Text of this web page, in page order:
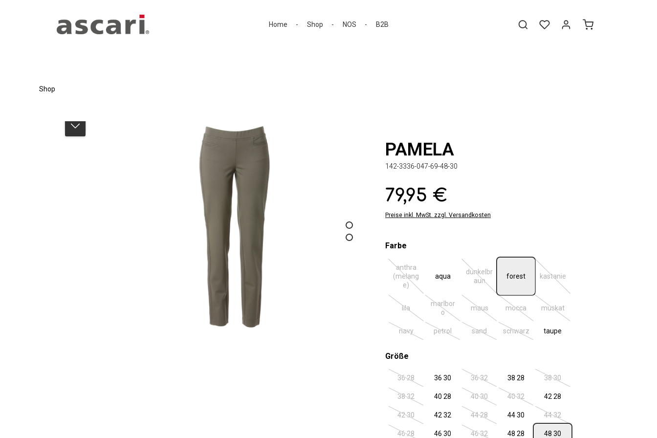
Home
Shop NOS B2B
Shop
PAMELA
142-3336-047-69-48-30
Regulärer Preis:
79,95 €
Preise inkl. MwSt. zzgl. Versandkosten
Farbe
anthra
(melang
e)
(Diese Option ist zurzeit nicht verfügbar.)
aqua
dunkelbr
aun(Diese Option ist zurzeit nicht verfügbar.)
forest kastanie
(Diese Option ist zurzeit nicht
lila(Diese Option ist zurzeit nicht verfügbar.)
marlbor
o
(Diese Option ist zurzeit nicht verfügbar.)
maus(Diese Option ist zurzeit nicht verfügbar.)
mocca(Diese Option ist zurzeit nicht verfügbar.)
muskat
(Diese Option ist zurzeit nicht
navy(Diese Option ist zurzeit nicht verfügbar.)
petrol(Diese Option ist zurzeit nicht verfügbar.)
sand(Diese Option ist zurzeit nicht verfügbar.)
schwarz(Diese Option ist zurzeit nicht verfügbar.)
taupe
Größe
36 28(Diese Option ist zurzeit nicht verfügbar.)
36 30 36 32(Diese Option ist zurzeit nicht verfügbar.)
38 28 38 30(Diese Option ist zurzeit nicht
38 32(Diese Option ist zurzeit nicht verfügbar.)
40 28 40 30(Diese Option ist zurzeit nicht verfügbar.)
40 32(Diese Option ist zurzeit nicht verfügbar.)
42 28
42 30(Diese Option ist zurzeit nicht verfügbar.)
42 32 44 28(Diese Option ist zurzeit nicht verfügbar.)
44 30 44 32(Diese Option ist zurzeit nicht
46 28 46 30 46 32 48 28 48 30